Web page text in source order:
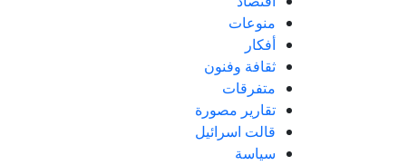
منوعات
أفكار
ثقافة وفنون
متفرقات
تقارير مصورة
قالت اسرائيل
سياسة